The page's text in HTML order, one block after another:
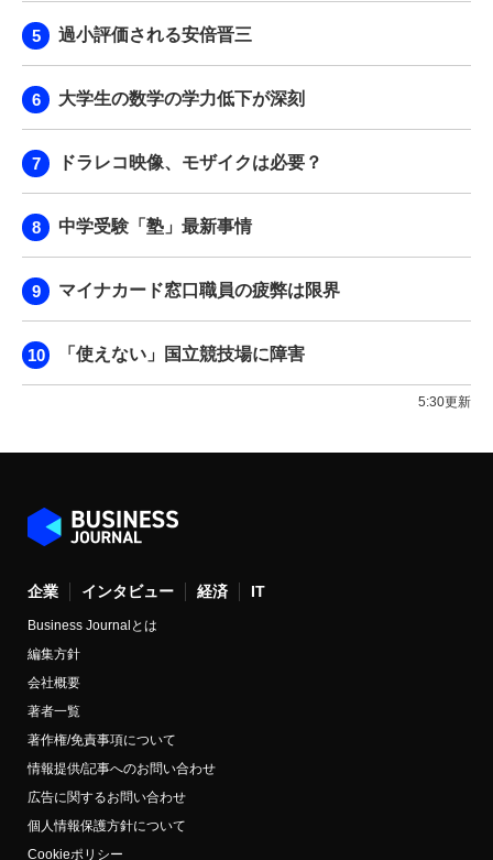
過小評価される安倍晋三
大学生の数学の学力低下が深刻
ドラレコ映像、モザイクは必要？
中学受験「塾」最新事情
マイナカード窓口職員の疲弊は限界
「使えない」国立競技場に障害
5:30更新
企業 インタビュー 経済 IT
Business Journalとは
編集方針
会社概要
著者一覧
著作権/免責事項について
情報提供/記事へのお問い合わせ
広告に関するお問い合わせ
個人情報保護方針について
Cookieポリシー